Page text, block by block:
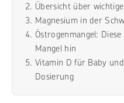
Übersicht über
Magnesium in der
Östrogenmangel:
Mangel hin
Vitamin D für Baby
Dosierung